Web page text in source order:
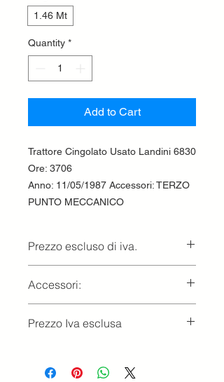
1.46 Mt
Quantity *
Add to Cart
Trattore Cingolato Usato Landini 6830
Ore: 3706
Anno: 11/05/1987 Accessori: TERZO
PUNTO MECCANICO
Prezzo escluso di iva.
Accessori:
Prezzo Iva esclusa